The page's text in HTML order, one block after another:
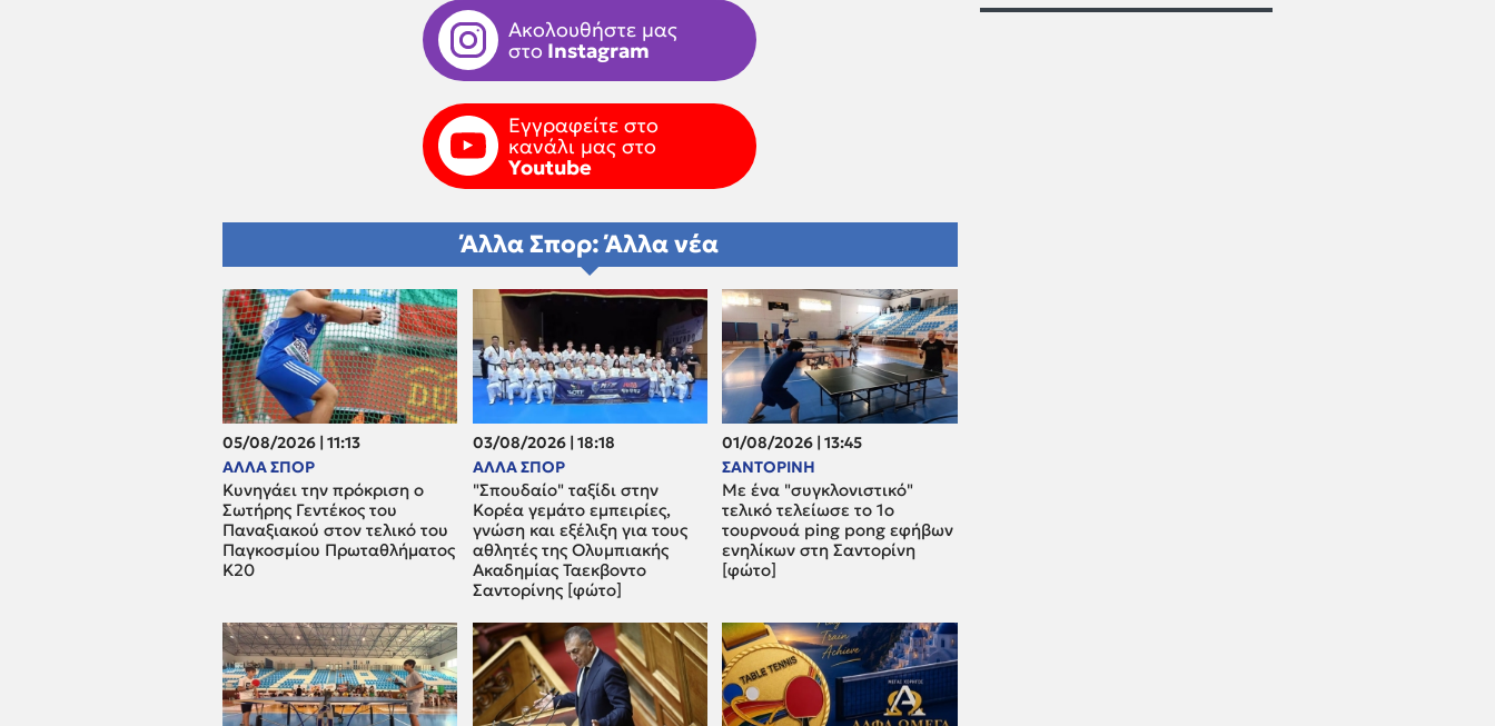
Ακολουθήστε μας
στο Instagram
Εγγραφείτε στο
κανάλι μας στο
Youtube
Άλλα Σπορ: Άλλα νέα
05/08/2026 | 11:13
ΑΛΛΑ ΣΠΟΡ
Κυνηγάει την πρόκριση ο
Σωτήρης Γεντέκος του
Παναξιακού στον τελικό του
Παγκοσμίου Πρωταθλήματος
Κ20
03/08/2026 | 18:18
ΑΛΛΑ ΣΠΟΡ
"Σπουδαίο" ταξίδι στην
Κορέα γεμάτο εμπειρίες,
γνώση και εξέλιξη για τους
αθλητές της Ολυμπιακής
Ακαδημίας Ταεκβοντο
Σαντορίνης [φώτο]
01/08/2026 | 13:45
ΣΑΝΤΟΡΙΝΗ
Με ένα "συγκλονιστικό"
τελικό τελείωσε το 1ο
τουρνουά ping pong εφήβων
ενηλίκων στη Σαντορίνη
[φώτο]